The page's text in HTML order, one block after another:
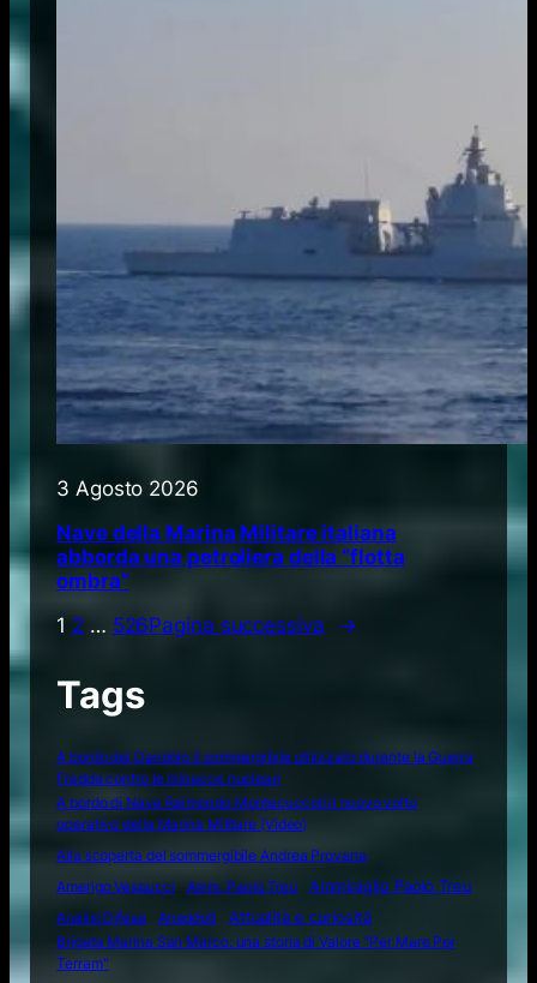
3 Agosto 2026
Nave della Marina Militare italiana
abborda una petroliera della “flotta
ombra”
1 2 … 526Pagina successiva →
Tags
A bordo del Dandolo il sommergibile utilizzato durante la Guerra
Fredda contro le minacce nucleari
A bordo di Nave Raimondo Montecuccoli il nuovo volto
operativo della Marina Militare (Video)
Alla scoperta del sommergibile Andrea Provana
Amerigo Vespucci
Amm. Paolo Treu
Ammiraglio Paolo Treu
Analisi Difesa
Aneddoti Attualità e curiosità
Brigata Marina San Marco: una storia di Valore "Per Mare Per
Terram"